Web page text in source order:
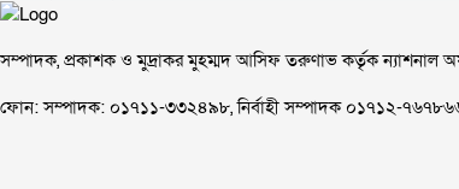
সম্পাদক, প্রকাশক ও মুদ্রাকর মুহম্মদ আসিফ তরুণাভ কর্তৃক ন্যাশনাল
ফোন: সম্পাদক: ০১৭১১-৩৩২৪৯৮, নির্বাহী সম্পাদক ০১৭১২-